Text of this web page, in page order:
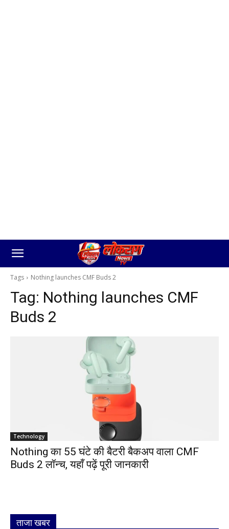
Tags Nothing launches CMF Buds 2
Tag: Nothing launches CMF
Buds 2
Technology
Nothing का 55 घंटे की बैटरी बैकअप वाला CMF
Buds 2 लॉन्च, यहाँ पढ़ें पूरी जानकारी
ताजा खबर